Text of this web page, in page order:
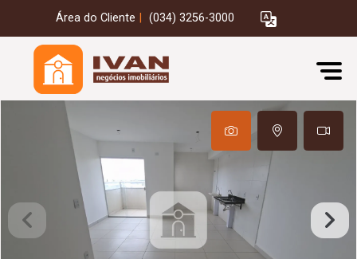
Área do Cliente (034) 3256-3000